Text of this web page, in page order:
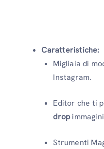
Caratteristiche:
Migliaia di
Instagram.
Editor che ti
drop
Strumenti